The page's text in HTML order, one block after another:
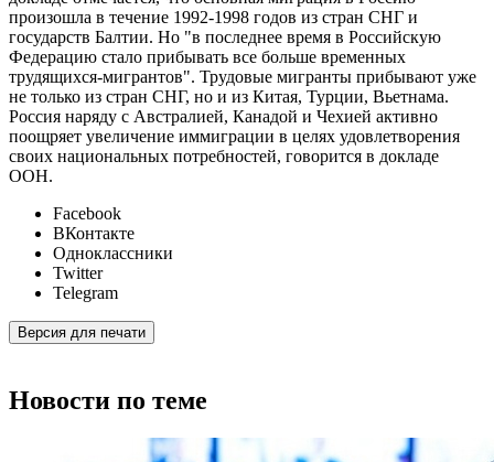
произошла в течение 1992-1998 годов из стран СНГ и
государств Балтии. Но "в последнее время в Российскую
Федерацию стало прибывать все больше временных
трудящихся-мигрантов". Трудовые мигранты прибывают уже
не только из стран СНГ, но и из Китая, Турции, Вьетнама.
Россия наряду с Австралией, Канадой и Чехией активно
поощряет увеличение иммиграции в целях удовлетворения
своих национальных потребностей, говорится в докладе
ООН.
Facebook
ВКонтакте
Одноклассники
Twitter
Telegram
Версия для печати
Новости по теме